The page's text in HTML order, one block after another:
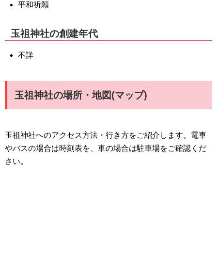
平和祈願
玉祖神社の創建年代
不詳
玉祖神社の場所・地図(マップ)
玉祖神社へのアクセス方法・行き方をご紹介します。電車
やバスの場合は時刻表を、車の場合は駐車場をご確認くだ
さい。